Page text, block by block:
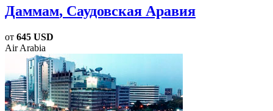
Даммам, Саудовская Аравия
от 645 USD
Air Arabia